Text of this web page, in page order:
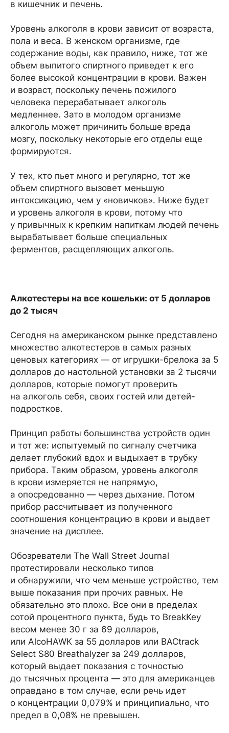
в кишечник и печень.
Уровень алкоголя в крови зависит от возраста,
пола и веса. В женском организме, где
содержание воды, как правило, ниже, тот же
объем выпитого спиртного приведет к его
более высокой концентрации в крови. Важен
и возраст, поскольку печень пожилого
человека перерабатывает алкоголь
медленнее. Зато в молодом организме
алкоголь может причинить больше вреда
мозгу, поскольку некоторые его отделы еще
формируются.
У тех, кто пьет много и регулярно, тот же
объем спиртного вызовет меньшую
интоксикацию, чем у «новичков». Ниже будет
и уровень алкоголя в крови, потому что
у привычных к крепким напиткам людей печень
вырабатывает больше специальных
ферментов, расщепляющих алкоголь.
Алкотестеры на все кошельки: от 5 долларов
до 2 тысяч
Сегодня на американском рынке представлено
множество алкотестеров в самых разных
ценовых категориях — от игрушки-брелока за 5
долларов до настольной установки за 2 тысячи
долларов, которые помогут проверить
на алкоголь себя, своих гостей или детей-
подростков.
Принцип работы большинства устройств один
и тот же: испытуемый по сигналу счетчика
делает глубокий вдох и выдыхает в трубку
прибора. Таким образом, уровень алкоголя
в крови измеряется не напрямую,
а опосредованно — через дыхание. Потом
прибор рассчитывает из полученного
соотношения концентрацию в крови и выдает
значение на дисплее.
Обозреватели The Wall Street Journal
протестировали несколько типов
и обнаружили, что чем меньше устройство, тем
выше показания при прочих равных. Не
обязательно это плохо. Все они в пределах
сотой процентного пункта, будь то BreakKey
весом менее 30 г за 69 долларов,
или AlcoHAWK за 55 долларов или BACtrack
Select S80 Breathalyzer за 249 долларов,
который выдает показания с точностью
до тысячных процента — это для американцев
оправдано в том случае, если речь идет
о концентрации 0,079% и принципиально, что
предел в 0,08% не превышен.